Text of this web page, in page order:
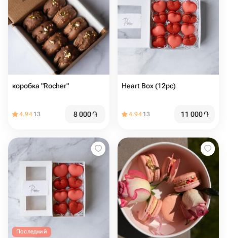
коробка "Rocher"
4.94 13 8 000֏
Heart Box (12pc)
4.94 13 11 000֏
Последний